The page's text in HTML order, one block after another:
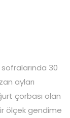
30
ayları
çorbası olan
ölçek gendime